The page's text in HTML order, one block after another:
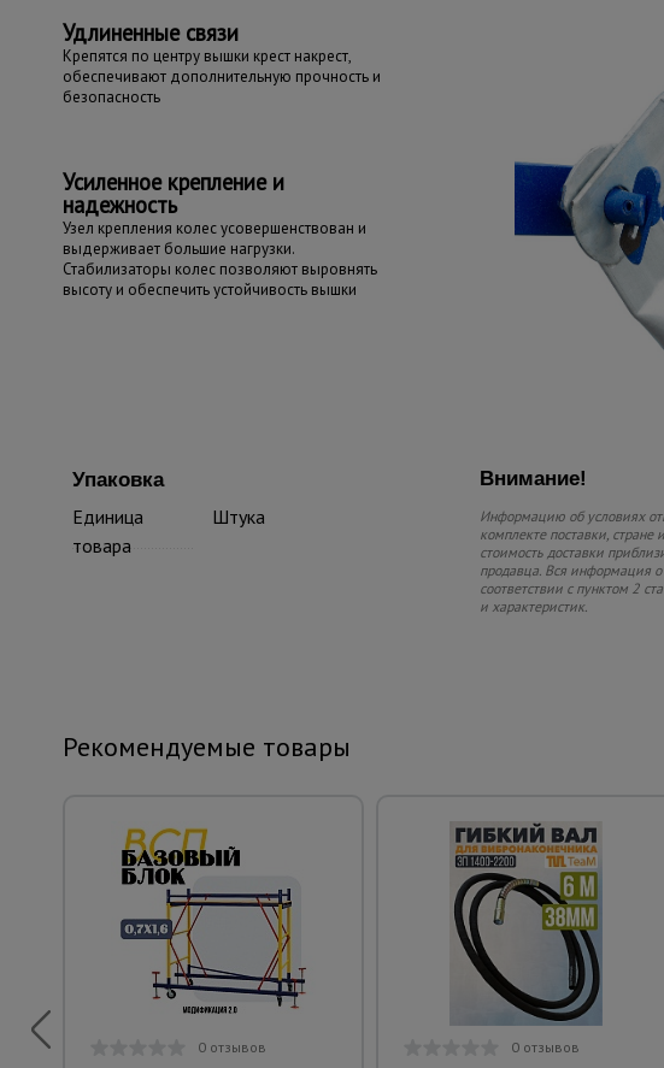
Удлиненные связи
Крепятся по центру вышки крест накрест,
обеспечивают дополнительную прочность и
безопасность
Усиленное крепление и
надежность
Узел крепления колес усовершенствован и
выдерживает большие нагрузки.
Стабилизаторы колес позволяют выровнять
высоту и обеспечить устойчивость вышки
Упаковка
Единица
товара
Штука
Внимание!
Информацию об условиях
комплекте поставки,
стоимость доставки
продавца. Вся информация
соответствии с пунктом 2
и характеристик.
Рекомендуемые товары
0 отзывов 0 отзывов